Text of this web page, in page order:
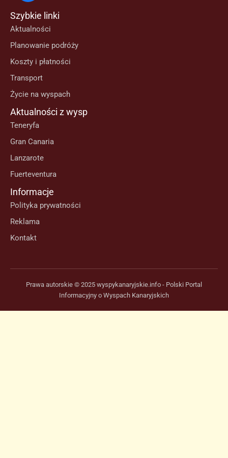
Szybkie linki
Aktualności
Planowanie podróży
Koszty i płatności
Transport
Życie na wyspach
Aktualności z wysp
Teneryfa
Gran Canaria
Lanzarote
Fuerteventura
Informacje
Polityka prywatności
Reklama
Kontakt
Prawa autorskie © 2025 wyspykanaryjskie.info - Polski Portal
Informacyjny o Wyspach Kanaryjskich